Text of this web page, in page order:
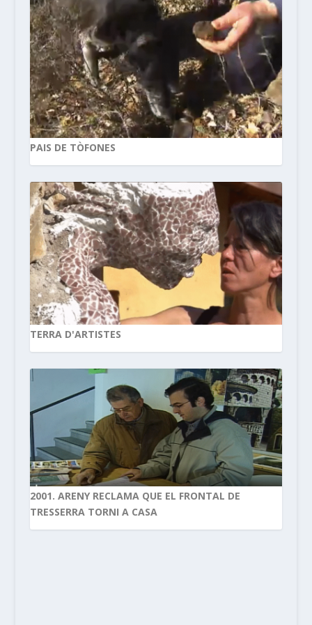
PAIS DE TÒFONES
TERRA D'ARTISTES
2001. ARENY RECLAMA QUE EL FRONTAL DE
TRESSERRA TORNI A CASA